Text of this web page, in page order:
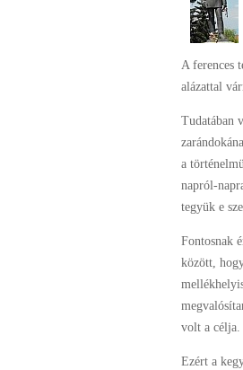
A ferences
alázattal
Tudatában
a
napról-
tegyük e
Fontosnak
között,
volt a célja.
Ezért a